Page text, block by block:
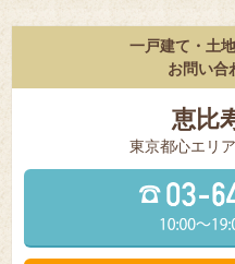
一戸建て・土
お問い合
恵比
東京都⼼エリ